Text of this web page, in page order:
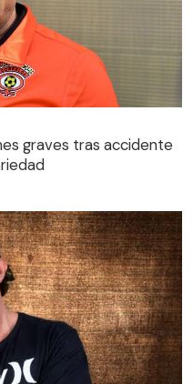
graves tras accidente